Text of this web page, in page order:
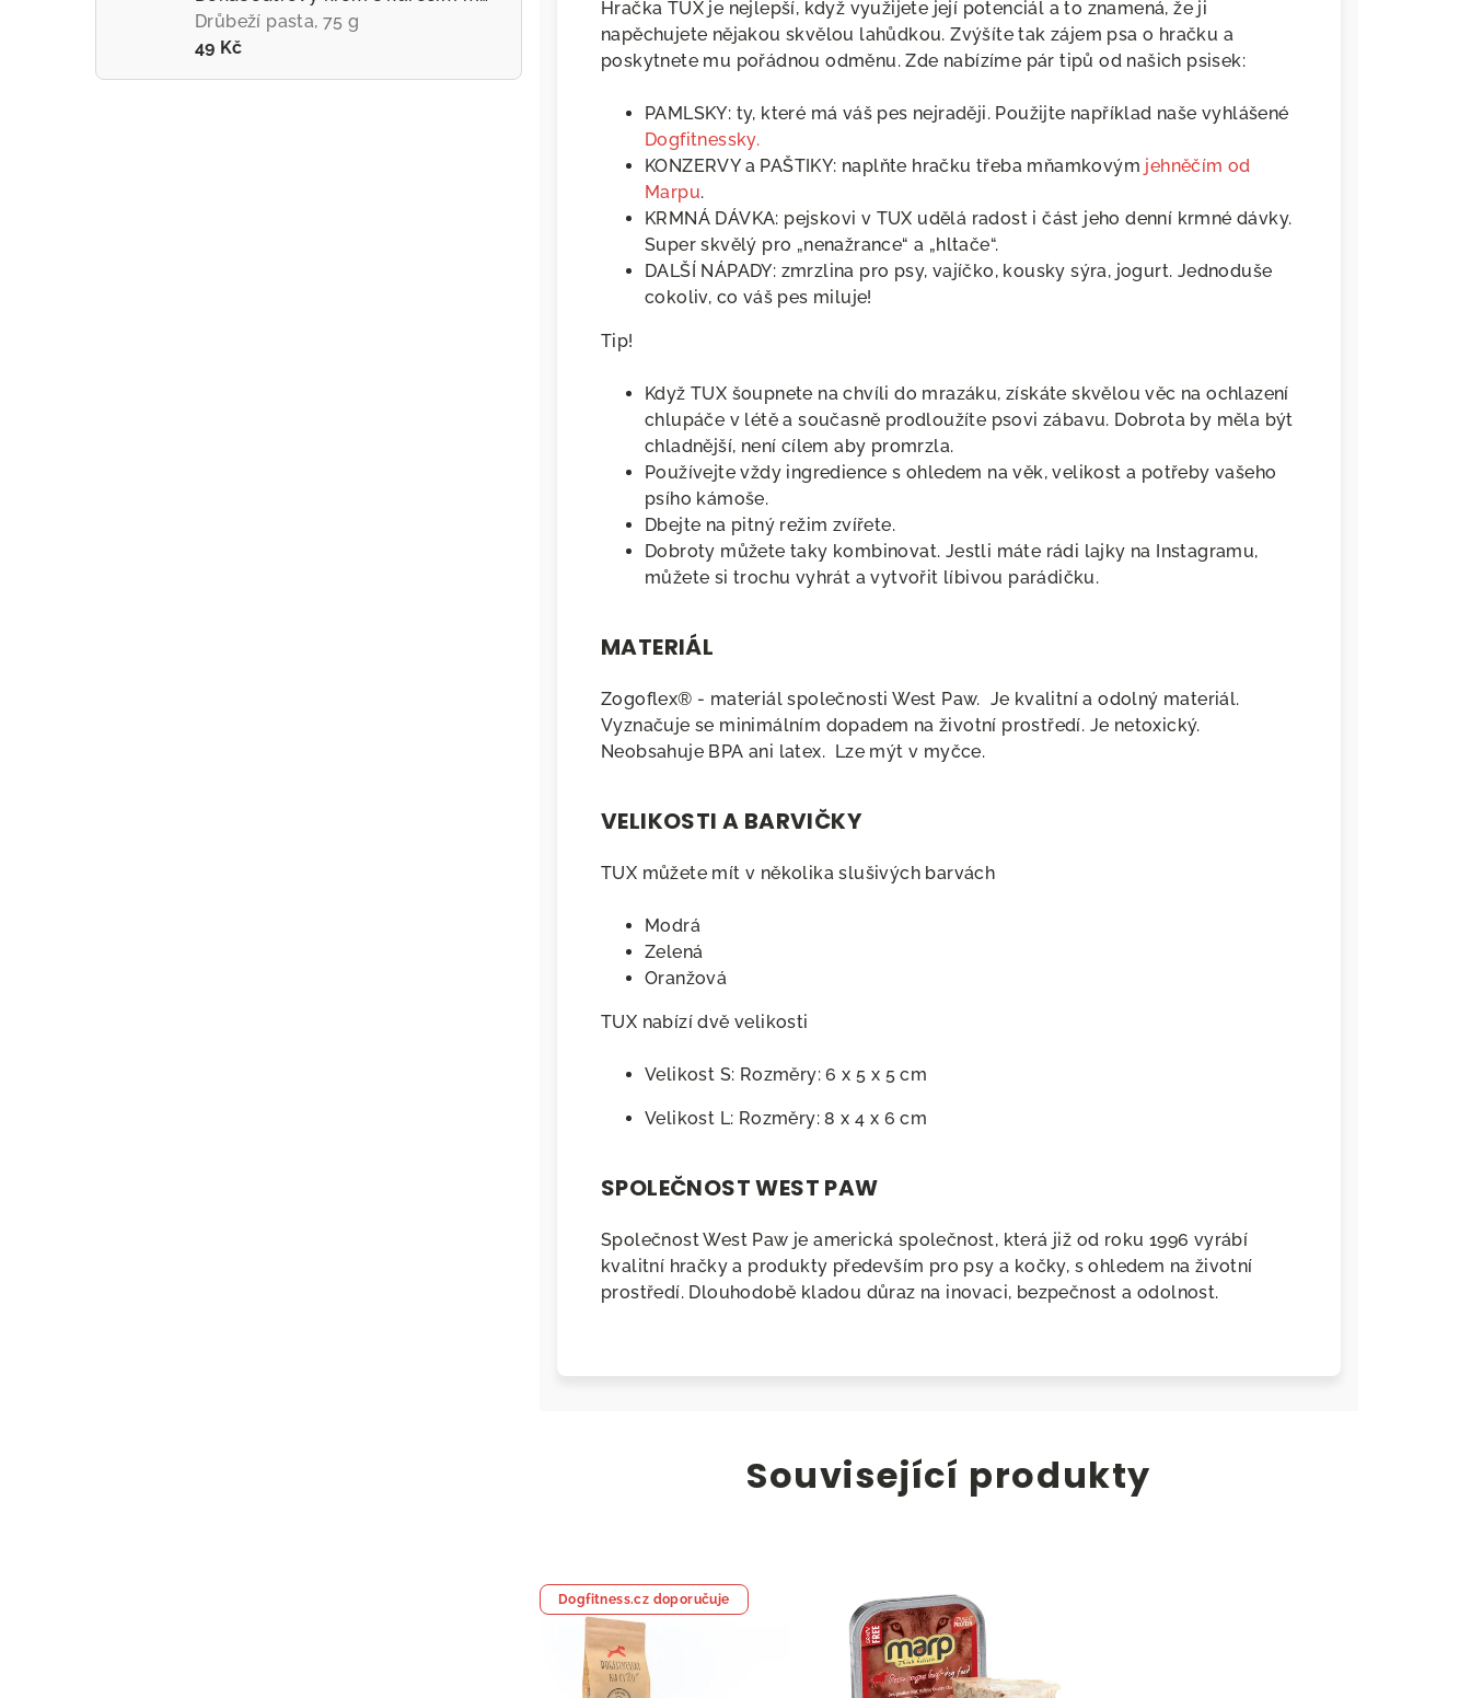
Drůbeží pasta, 75 g
49 Kč
Hračka TUX je nejlepší, když využijete její potenciál a to znamená, že ji
napěchujete nějakou skvělou lahůdkou. Zvýšíte tak zájem psa o hračku a
poskytnete mu pořádnou odměnu. Zde nabízíme pár tipů od našich psisek:
PAMLSKY: ty, které má váš pes nejraději. Použijte například naše vyhlášené
Dogfitnessky.
KONZERVY a PAŠTIKY: naplňte hračku třeba mňamkovým jehněčím od
Marpu.
KRMNÁ DÁVKA: pejskovi v TUX udělá radost i část jeho denní krmné dávky.
Super skvělý pro „nenažrance“ a „hltače“.
DALŠÍ NÁPADY: zmrzlina pro psy, vajíčko, kousky sýra, jogurt. Jednoduše
cokoliv, co váš pes miluje!
Tip!
Když TUX šoupnete na chvíli do mrazáku, získáte skvělou věc na ochlazení
chlupáče v létě a současně prodloužíte psovi zábavu. Dobrota by měla být
chladnější, není cílem aby promrzla.
Používejte vždy ingredience s ohledem na věk, velikost a potřeby vašeho
psího kámoše.
Dbejte na pitný režim zvířete.
Dobroty můžete taky kombinovat. Jestli máte rádi lajky na Instagramu,
můžete si trochu vyhrát a vytvořit líbivou parádičku.
MATERIÁL
Zogoflex® - materiál společnosti West Paw. Je kvalitní a odolný materiál.
Vyznačuje se minimálním dopadem na životní prostředí. Je netoxický.
Neobsahuje BPA ani latex. Lze mýt v myčce.
VELIKOSTI A BARVIČKY
TUX můžete mít v několika slušivých barvách
Modrá
Zelená
Oranžová
TUX nabízí dvě velikosti
Velikost S: Rozměry: 6 x 5 x 5 cm
Velikost L: Rozměry: 8 x 4 x 6 cm
SPOLEČNOST WEST PAW
Společnost West Paw je americká společnost, která již od roku 1996 vyrábí
kvalitní hračky a produkty především pro psy a kočky, s ohledem na životní
prostředí. Dlouhodobě kladou důraz na inovaci, bezpečnost a odolnost.
Související produkty
Dogfitness.cz doporučuje
NEWSLETTER
Chcete dostávat tipy na
skvělé produkty, informace o
novinkách a termíny
vypsaných seminářů?
Jak bude nakládáno s vašimi osobní
údaji si přečtětetady.